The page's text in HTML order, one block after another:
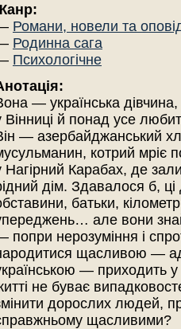
Романи, новели та
Родинна сага
Психологічне
— українська
Вінниці й понад усе
— азербайджанський
котрий мріє
Нагірний Карабах, де
дім. Здавалося б,
батьки,
але вони
попри нерозуміння і
щасливою —
— приходить
не буває
дорослих людей,
щасливими?